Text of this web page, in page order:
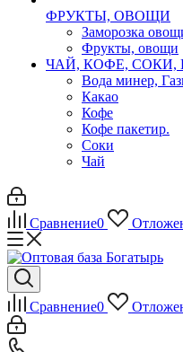
ФРУКТЫ, ОВОЩИ
Заморозка
Фрукты, овощи
ЧАЙ, КОФЕ, СОКИ,
Вода минер,
Какао
Кофе
Кофе пакетир.
Соки
Чай
Сравнение0
Сравнение0